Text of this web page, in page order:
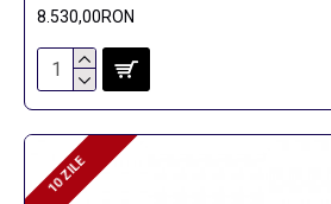
8.530,00RON
10 ZILE
10 ZILE